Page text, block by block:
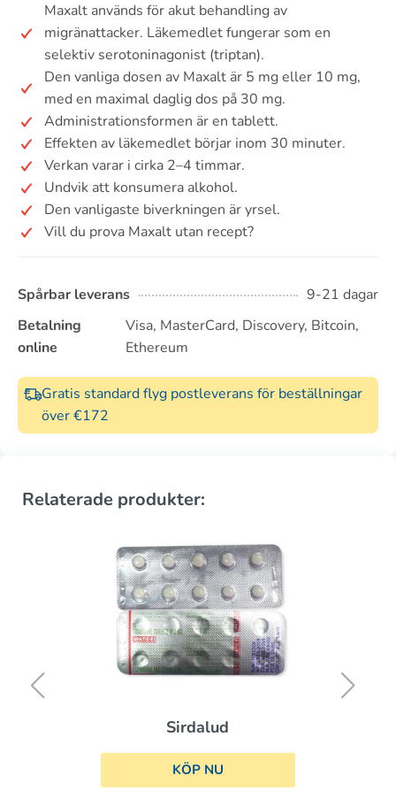
Maxalt används för akut behandling av
migränattacker. Läkemedlet fungerar som en
selektiv serotoninagonist (triptan).
Den vanliga dosen av Maxalt är 5 mg eller 10 mg,
med en maximal daglig dos på 30 mg.
Administrationsformen är en tablett.
Effekten av läkemedlet börjar inom 30 minuter.
Verkan varar i cirka 2–4 timmar.
Undvik att konsumera alkohol.
Den vanligaste biverkningen är yrsel.
Vill du prova Maxalt utan recept?
Spårbar leverans
9-21 dagar
Betalning
online
Visa, MasterCard, Discovery, Bitcoin,
Ethereum
Gratis standard flyg postleverans för beställningar
över €172
Relaterade produkter:
Sirdalud
KÖP NU